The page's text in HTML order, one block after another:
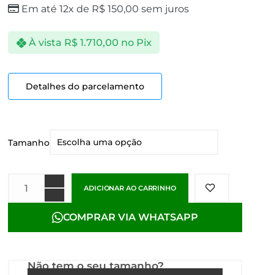
Em até 12x de R$ 150,00 sem juros
À vista R$1.710,00 no Pix
Detalhes do parcelamento
Tamanho
ADICIONAR AO CARRINHO
COMPRAR VIA WHATSAPP
Não tem o seu tamanho?